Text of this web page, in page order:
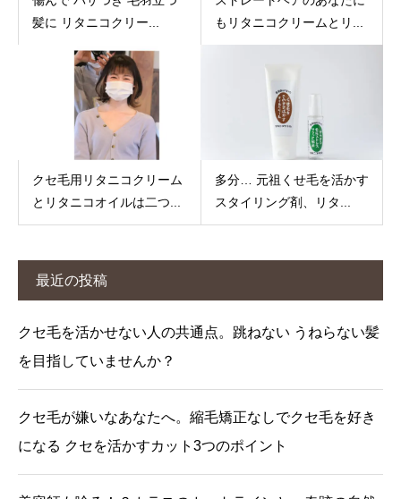
髪に リタニコクリー...
もリタニコクリームとリ...
クセ毛用リタニコクリーム
とリタニコオイルは二つ...
多分… 元祖くせ毛を活かす
スタイリング剤、リタ...
最近の投稿
クセ毛を活かせない人の共通点。跳ねない うねらない髪
を目指していませんか？
クセ毛が嫌いなあなたへ。縮毛矯正なしでクセ毛を好き
になる クセを活かすカット3つのポイント